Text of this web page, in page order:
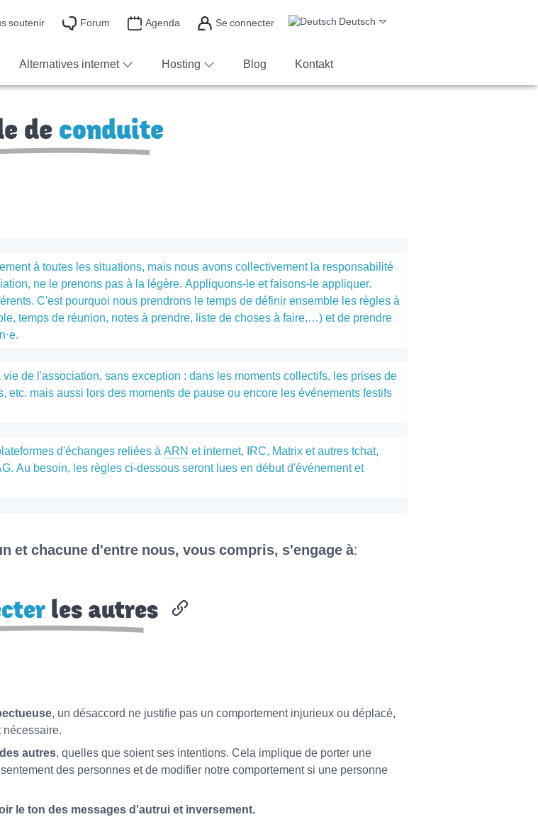
soutenir Forum Agenda Se connecter Deutsch
Alternatives internet Hosting Blog Kontakt
de conduite
à toutes les situations, mais nous avons collectivement la responsabilité
ne le prenons pas à la légère. Appliquons-le et faisons-le appliquer.
C'est pourquoi nous prendrons le temps de définir ensemble les règles à
temps de réunion, notes à prendre, liste de choses à faire,…) et de prendre
de l'association, sans exception : dans les moments collectifs, les prises de
etc. mais aussi lors des moments de pause ou encore les événements festifs
d'échanges reliées à ARN et internet, IRC, Matrix et autres tchat,
Au besoin, les règles ci-dessous seront lues en début d'événement et
et chacune d'entre nous, vous compris, s'engage à:
les autres
, un désaccord ne justifie pas un comportement injurieux ou déplacé,
nécessaire.
autres, quelles que soient ses intentions. Cela implique de porter une
des personnes et de modifier notre comportement si une personne
le ton des messages d'autrui et inversement.